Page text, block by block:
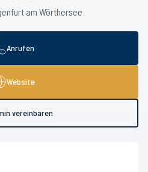
am Wörthersee
Anrufen
Website
vereinbaren